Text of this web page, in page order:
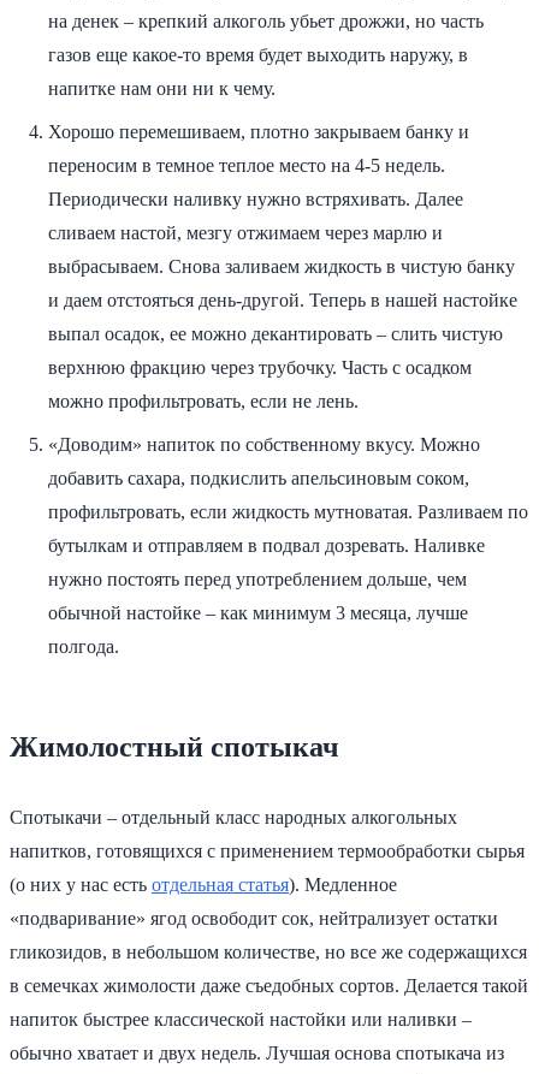
на денек – крепкий алкоголь убьет дрожжи, но часть
газов еще какое-то время будет выходить наружу, в
напитке нам они ни к чему.
Хорошо перемешиваем, плотно закрываем банку и
переносим в темное теплое место на 4-5 недель.
Периодически наливку нужно встряхивать. Далее
сливаем настой, мезгу отжимаем через марлю и
выбрасываем. Снова заливаем жидкость в чистую банку
и даем отстояться день-другой. Теперь в нашей настойке
выпал осадок, ее можно декантировать – слить чистую
верхнюю фракцию через трубочку. Часть с осадком
можно профильтровать, если не лень.
«Доводим» напиток по собственному вкусу. Можно
добавить сахара, подкислить апельсиновым соком,
профильтровать, если жидкость мутноватая. Разливаем по
бутылкам и отправляем в подвал дозревать. Наливке
нужно постоять перед употреблением дольше, чем
обычной настойке – как минимум 3 месяца, лучше
полгода.
Жимолостный спотыкач
Спотыкачи – отдельный класс народных алкогольных
напитков, готовящихся с применением термообработки сырья
(о них у нас есть отдельная статья). Медленное
«подваривание» ягод освободит сок, нейтрализует остатки
гликозидов, в небольшом количестве, но все же содержащихся
в семечках жимолости даже съедобных сортов. Делается такой
напиток быстрее классической настойки или наливки –
обычно хватает и двух недель. Лучшая основа спотыкача из